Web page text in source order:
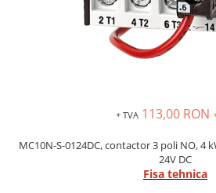
Actionari electrice si de miscare
Convertizoare de frecventa
Accesorii generale
Sisteme servo ( Servo-Drivere si
+ TVA 113,00 RON
MC10N-S-0124DC, contactor 3 poli NO, 4
24V DC
Fisa tehnica